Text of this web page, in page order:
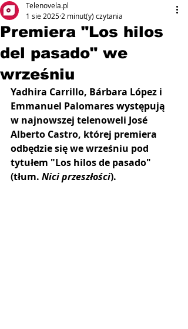
Premiera "Los hilos
del pasado" we
wrześniu
Telenovela.pl
1 sie 2025 2 minut(y) czytania
Yadhira Carrillo, Bárbara López i
Emmanuel Palomares występują
w najnowszej telenoweli José
Alberto Castro, której premiera
odbędzie się we wrześniu pod
tytułem "Los hilos de pasado"
(tłum. Nici przeszłości).